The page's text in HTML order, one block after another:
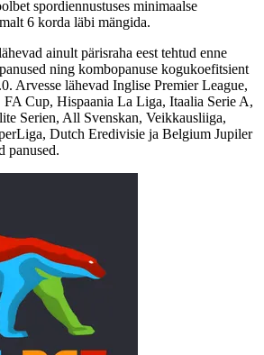
spordiennustuses minimaalse
6 korda läbi mängida.
ainult pärisraha eest tehtud enne
ning kombopanuse kogukoefitsient
Arvesse lähevad Inglise Premier League,
Cup, Hispaania La Liga, Itaalia Serie A,
Serien, All Svenskan, Veikkausliiga,
Dutch Eredivisie ja Belgium Jupiler
panused.